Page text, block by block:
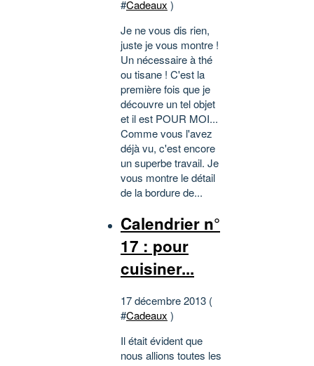
#Cadeaux )
Je ne vous dis rien,
juste je vous montre !
Un nécessaire à thé
ou tisane ! C'est la
première fois que je
découvre un tel objet
et il est POUR MOI...
Comme vous l'avez
déjà vu, c'est encore
un superbe travail. Je
vous montre le détail
de la bordure de...
Calendrier n°
17 : pour
cuisiner...
17 décembre 2013 (
#Cadeaux )
Il était évident que
nous allions toutes les